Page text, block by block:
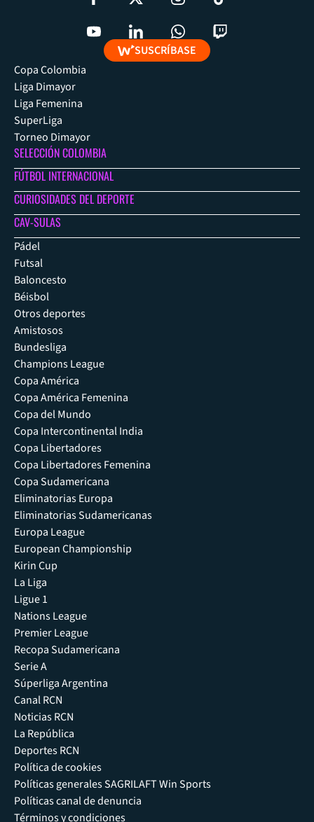
SUSCRÍBASE
Copa Colombia
Liga Dimayor
Liga Femenina
SuperLiga
Torneo Dimayor
SELECCIÓN COLOMBIA
FÚTBOL INTERNACIONAL
CURIOSIDADES DEL DEPORTE
CAV-SULAS
Pádel
Futsal
Baloncesto
Béisbol
Otros deportes
Amistosos
Bundesliga
Champions League
Copa América
Copa América Femenina
Copa del Mundo
Copa Intercontinental India
Copa Libertadores
Copa Libertadores Femenina
Copa Sudamericana
Eliminatorias Europa
Eliminatorias Sudamericanas
Europa League
European Championship
Kirin Cup
La Liga
Ligue 1
Nations League
Premier League
Recopa Sudamericana
Serie A
Súperliga Argentina
Canal RCN
Noticias RCN
La República
Deportes RCN
Política de cookies
Políticas generales SAGRILAFT Win Sports
Políticas canal de denuncia
Términos y condiciones